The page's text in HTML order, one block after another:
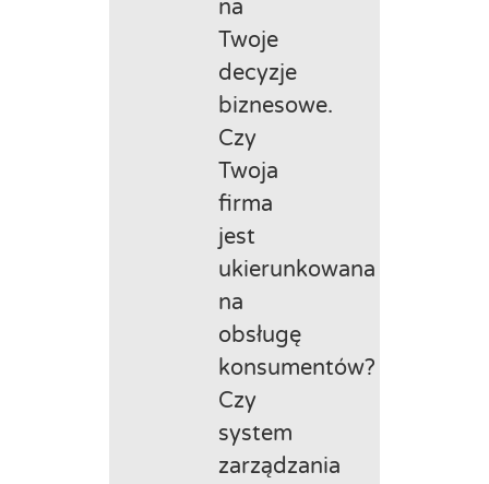
na
Twoje
decyzje
biznesowe.
Czy
Twoja
firma
jest
ukierunkowana
na
obsługę
konsumentów?
Czy
system
zarządzania